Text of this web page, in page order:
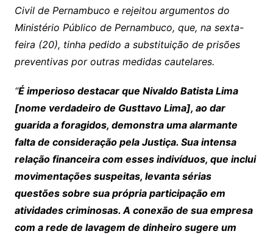
Civil de Pernambuco e rejeitou argumentos do
Ministério Público de Pernambuco, que, na sexta-
feira (20), tinha pedido a substituição de prisões
preventivas por outras medidas cautelares.
“É imperioso destacar que Nivaldo Batista Lima
[nome verdadeiro de Gusttavo Lima], ao dar
guarida a foragidos, demonstra uma alarmante
falta de consideração pela Justiça. Sua intensa
relação financeira com esses indivíduos, que inclui
movimentações suspeitas, levanta sérias
questões sobre sua própria participação em
atividades criminosas. A conexão de sua empresa
com a rede de lavagem de dinheiro sugere um